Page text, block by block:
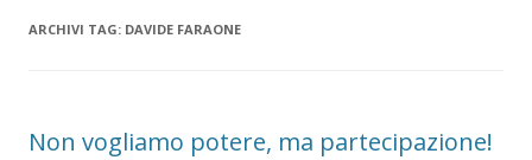
ARCHIVI TAG: DAVIDE FARAONE
Non vogliamo potere, ma partecipazione!